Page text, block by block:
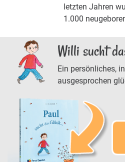
letzten Jahren
1.000
Willi sucht
Ein persönliches,
ausgesprochen